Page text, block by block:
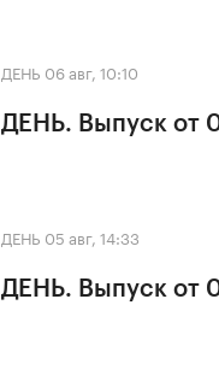
ДЕНЬ 06 авг, 10:10
ДЕНЬ. Выпуск от
ДЕНЬ 05 авг, 14:33
ДЕНЬ. Выпуск от